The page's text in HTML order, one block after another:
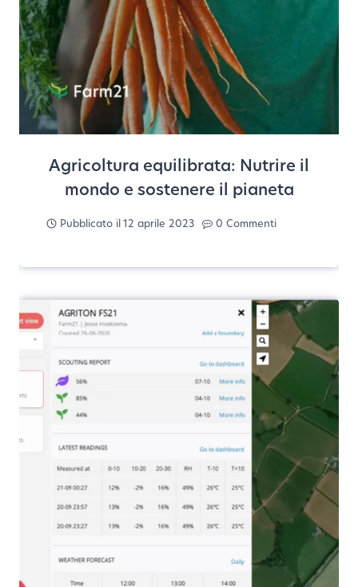
Agricoltura equilibrata: Nutrire il
mondo e sostenere il pianeta
Pubblicato il12 aprile 2023 0 Commenti